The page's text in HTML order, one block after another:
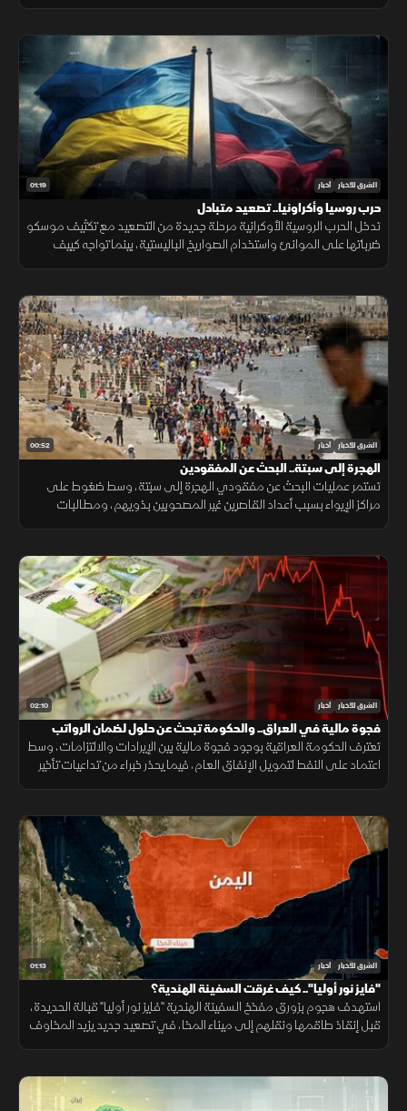
01:19 الشرق للأخبار أخبار
حرب روسيا وأكراونيا.. تصعيد متبادل
تدخل الحرب الروسية الأوكرانية مرحلة جديدة من التصعيد مع تكثيف موسكو
ضرباتها على الموانئ واستخدام الصواريخ الباليستية، بينما تواجه كييف
00:52 الشرق للأخبار أخبار
الهجرة إلى سبتة.. البحث عن المفقودين
تستمر عمليات البحث عن مفقودي الهجرة إلى سبتة، وسط ضغوط على
مراكز الإيواء بسبب أعداد القاصرين غير المصحوبين بذويهم، ومطالبات
02:10 الشرق للأخبار أخبار
فجوة مالية في العراق.. والحكومة تبحث عن حلول لضمان الرواتب
تعترف الحكومة العراقية بوجود فجوة مالية بين الإيرادات والالتزامات، وسط
اعتماد على النفط لتمويل الإنفاق العام، فيما يحذر خبراء من تداعيات تأخير
01:13 الشرق للأخبار أخبار
"فايز نور أوليا".. كيف غرقت السفينة الهندية؟
استهدف هجوم بزورق مفخخ السفينة الهندية "فايز نور أوليا" قبالة الحديدة،
قبل إنقاذ طاقمها ونقلهم إلى ميناء المخا، في تصعيد جديد يزيد المخاوف